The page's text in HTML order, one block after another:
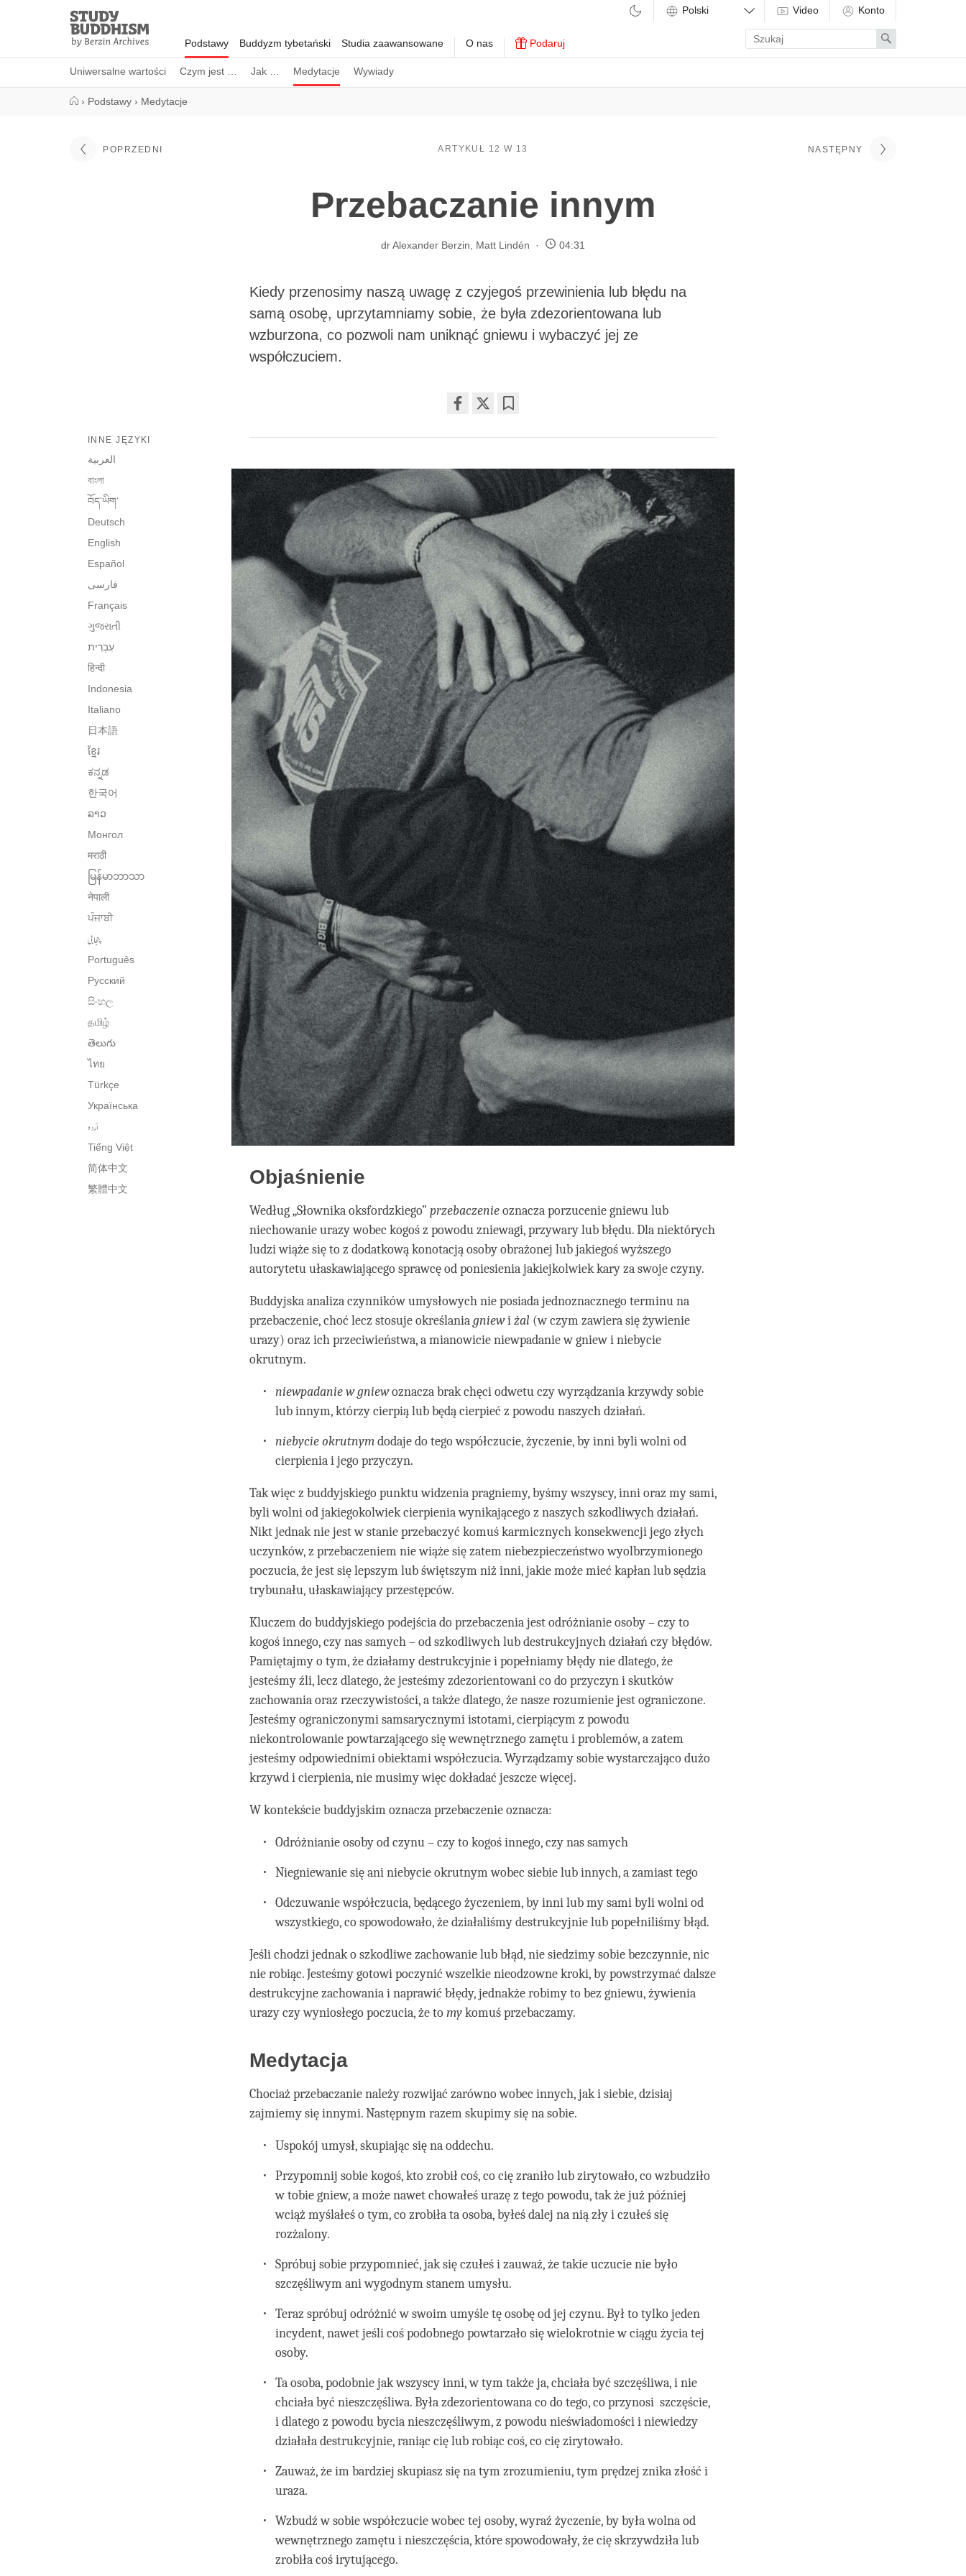
Study
Buddhism
Home
Podstawy
Uniwersalne wartości Czym jest … Jak … Medytacje Wywiady
Buddyzm tybetański Studia zaawansowane O nas Podaruj
Video Konto
Enter
search
term
Search
› Podstawy › Medytacje
POPRZEDNI ARTYKUŁ 12 W 13 NASTĘPNY
Przebaczanie innym
dr Alexander Berzin Matt Lindén 04:31
Kiedy przenosimy naszą uwagę z czyjegoś przewinienia lub błędu na
samą osobę, uprzytamniamy sobie, że była zdezorientowana lub
wzburzona, co pozwoli nam uniknąć gniewu i wybaczyć jej ze
współczuciem.
on
INNE JĘZYKI
العربية
বাংলা
བོད་ཡིག་
Deutsch
English
Español
فارسی
Français
ગુજરાતી
हिन्दी
Indonesia
Italiano
日本語
ខ្មែរ
ಕನ್ನಡ
한국어
ລາວ
Монгол
मराठी
မြန်မာဘာသာ
नेपाली
ਪੰਜਾਬੀ
پنجابی
Português
Русский
සිංහල
தமிழ்
తెలుగు
ไทย
Türkçe
Українська
اُردو
Tiếng Việt
简体中文
繁體中文
Objaśnienie
Według „Słownika oksfordzkiego” przebaczenieoznacza porzucenie gniewu lub
niechowanie urazy wobec kogoś z powodu zniewagi, przywary lub błędu. Dla niektórych
ludzi wiąże się to z dodatkową konotacją osoby obrażonej lub jakiegoś wyższego
autorytetu ułaskawiającego sprawcę od poniesienia jakiejkolwiek kary za swoje czyny.
Buddyjska analiza czynników umysłowych nie posiada jednoznacznego terminu na
przebaczenie, choć lecz stosuje określaniagniewiżal (w czym zawiera się żywienie
urazy) oraz ich przeciwieństwa, a mianowicie niewpadanie w gniew i niebycie
okrutnym.
niewpadanie w gniewoznacza brak chęci odwetu czy wyrządzania krzywdy sobie
lub innym, którzy cierpią lub będą cierpieć z powodu naszych działań.
niebycie okrutnymdodaje do tego współczucie, życzenie, by inni byli wolni od
cierpienia i jego przyczyn.
Tak więc z buddyjskiego punktu widzenia pragniemy, byśmy wszyscy, inni oraz my sami,
byli wolni od jakiegokolwiek cierpienia wynikającego z naszych szkodliwych działań.
Nikt jednak nie jest w stanie przebaczyć komuś karmicznych konsekwencji jego złych
uczynków, z przebaczeniem nie wiąże się zatem niebezpieczeństwo wyolbrzymionego
poczucia, że jest się lepszym lub świętszym niż inni, jakie może mieć kapłan lub sędzia
trybunału, ułaskawiający przestępców.
Kluczem do buddyjskiego podejścia do przebaczenia jest odróżnianie osoby – czy to
kogoś innego, czy nas samych – od szkodliwych lub destrukcyjnych działań czy błędów.
Pamiętajmy o tym, że działamy destrukcyjnie i popełniamy błędy nie dlatego, że
jesteśmy źli, lecz dlatego, że jesteśmy zdezorientowani co do przyczyn i skutków
zachowania oraz rzeczywistości, a także dlatego, że nasze rozumienie jest ograniczone.
Jesteśmy ograniczonymi samsarycznymi istotami, cierpiącym z powodu
niekontrolowanie powtarzającego się wewnętrznego zamętu i problemów, a zatem
jesteśmy odpowiednimi obiektami współczucia. Wyrządzamy sobie wystarczająco dużo
krzywd i cierpienia, nie musimy więc dokładać jeszcze więcej.
W kontekście buddyjskim oznacza przebaczenie oznacza:
Odróżnianie osoby od czynu – czy to kogoś innego, czy nas samych
Niegniewanie się ani niebycie okrutnym wobec siebie lub innych, a zamiast tego
Odczuwanie współczucia, będącego życzeniem, by inni lub my sami byli wolni od
wszystkiego, co spowodowało, że działaliśmy destrukcyjnie lub popełniliśmy błąd.
Jeśli chodzi jednak o szkodliwe zachowanie lub błąd, nie siedzimy sobie bezczynnie, nic
nie robiąc. Jesteśmy gotowi poczynić wszelkie nieodzowne kroki, by powstrzymać dalsze
destrukcyjne zachowania i naprawić błędy, jednakże robimy to bez gniewu, żywienia
urazy czy wyniosłego poczucia, że tomykomuś przebaczamy.
Medytacja
Chociaż przebaczanie należy rozwijać zarówno wobec innych, jak i siebie, dzisiaj
zajmiemy się innymi. Następnym razem skupimy się na sobie.
Uspokój umysł, skupiając się na oddechu.
Przypomnij sobie kogoś, kto zrobił coś, co cię zraniło lub zirytowało, co wzbudziło
w tobie gniew, a może nawet chowałeś urazę z tego powodu, tak że już później
wciąż myślałeś o tym, co zrobiła ta osoba, byłeś dalej na nią zły i czułeś się
rozżalony.
Spróbuj sobie przypomnieć, jak się czułeś i zauważ, że takie uczucie nie było
szczęśliwym ani wygodnym stanem umysłu.
Teraz spróbuj odróżnić w swoim umyśle tę osobę od jej czynu. Był to tylko jeden
incydent, nawet jeśli coś podobnego powtarzało się wielokrotnie w ciągu życia tej
osoby.
Ta osoba, podobnie jak wszyscy inni, w tym także ja, chciała być szczęśliwa, i nie
chciała być nieszczęśliwa. Była zdezorientowana co do tego, co przynosi szczęście,
i dlatego z powodu bycia nieszczęśliwym, z powodu nieświadomości i niewiedzy
działała destrukcyjnie, raniąc cię lub robiąc coś, co cię zirytowało.
Zauważ, że im bardziej skupiasz się na tym zrozumieniu, tym prędzej znika złość i
uraza.
Wzbudź w sobie współczucie wobec tej osoby, wyraź życzenie, by była wolna od
wewnętrznego zamętu i nieszczęścia, które spowodowały, że cię skrzywdziła lub
zrobiła coś irytującego.